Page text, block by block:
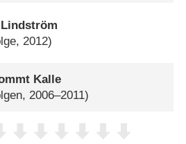
2012)
Kalle
2006–2011)